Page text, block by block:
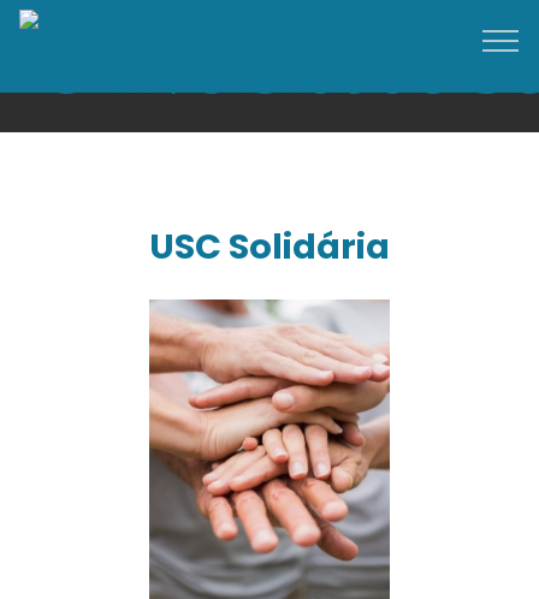
© Copyright 2017 Free Bootstrap Templates - All
USC Solidária